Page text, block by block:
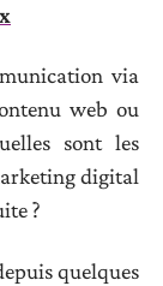
via
web ou
sont les
digital
?
quelques